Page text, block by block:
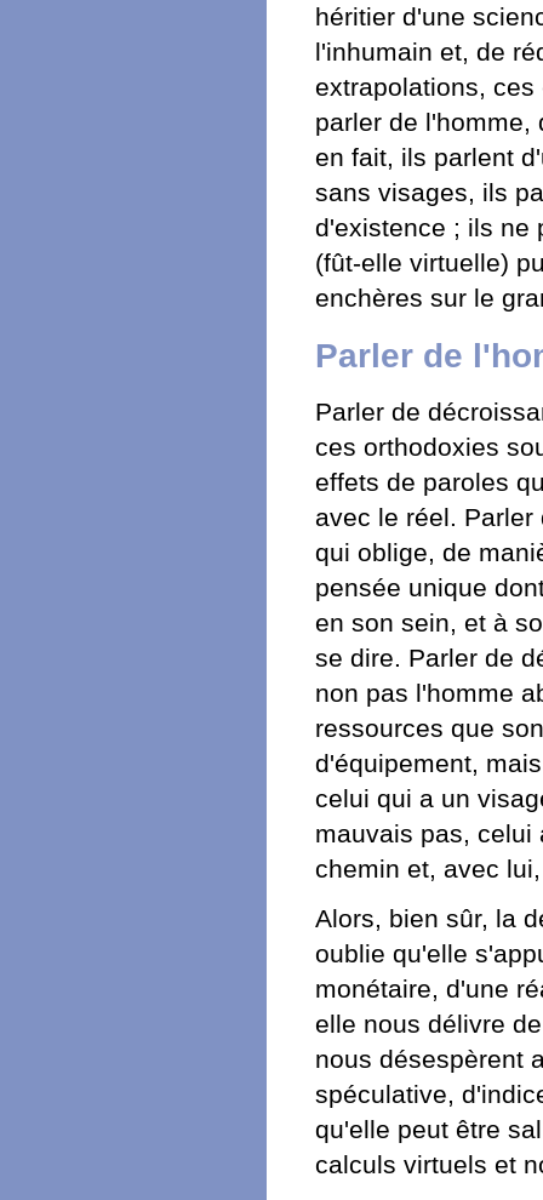
héritier d'une
l'inhumain et, de
extrapolations,
parler de l'homme,
en fait, ils parlent
sans visages, ils
d'existence ; ils ne
(fût-elle virtuelle)
enchères sur le
Parler de
Parler de
ces orthodoxies
effets de paroles
avec le réel.
qui oblige, de
pensée unique
en son sein, et à
se dire. Parler de
non pas l'homme
ressources que
d'équipement,
celui qui a un
mauvais pas, celui
chemin et, avec
Alors, bien sûr, la
oublie qu'elle
monétaire, d'une
elle nous délivre
nous désespèrent
spéculative,
qu'elle peut être
calculs virtuels et